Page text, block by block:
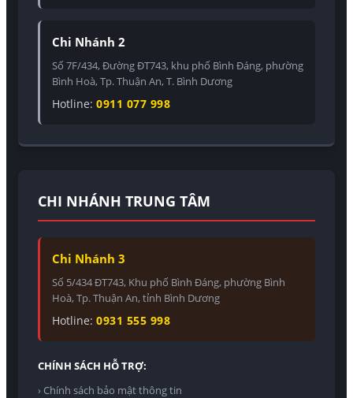
Chi Nhánh 2
Số 7F/434, Đường ĐT743, khu phố Bình Đáng, phường
Bình Hoà, Tp. Thuận An, T. Bình Dương
Hotline: 0911 077 998
CHI NHÁNH TRUNG TÂM
Chi Nhánh 3
Số 5/434 ĐT743, Khu phố Bình Đáng, phường Bình
Hoà, Tp. Thuận An, tỉnh Bình Dương
Hotline: 0931 555 998
CHÍNH SÁCH HỖ TRỢ:
› Chính sách bảo mật thông tin